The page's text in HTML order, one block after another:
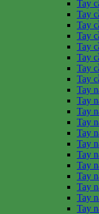
Tay
Tay
Tay
Tay
Tay
Tay
Tay
Tay
Tay
Tay
Tay
Tay
Tay
Tay
Tay
Tay
Tay
Tay
Tay
Tay